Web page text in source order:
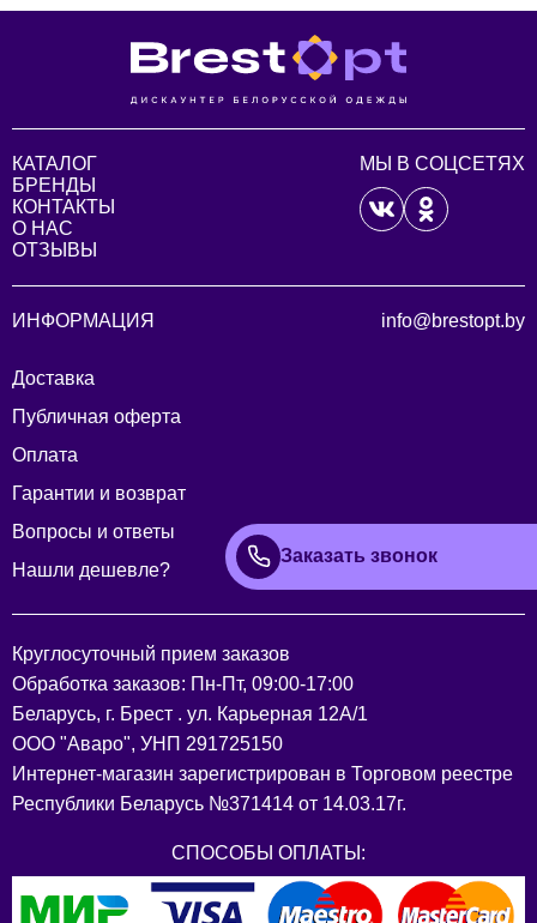
КАТАЛОГ
БРЕНДЫ
КОНТАКТЫ
О НАС
ОТЗЫВЫ
МЫ В СОЦСЕТЯХ
ИНФОРМАЦИЯ
Доставка
Публичная оферта
Оплата
Гарантии и возврат
Вопросы и ответы
Нашли дешевле?
info@brestopt.by
Заказать звонок
Круглосуточный прием заказов
Обработка заказов: Пн-Пт, 09:00-17:00
Беларусь, г. Брест . ул. Карьерная 12А/1
ООО "Аваро", УНП 291725150
Интернет-магазин зарегистрирован в Торговом реестре
Республики Беларусь №371414 от 14.03.17г.
СПОСОБЫ ОПЛАТЫ: